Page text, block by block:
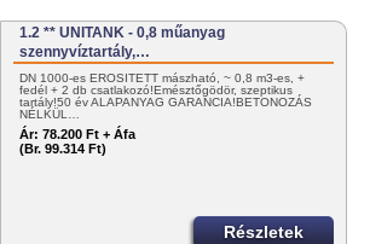
1.2 ** UNITANK - 0,8 műanyag
szennyvíztartály,…
DN 1000-es ERŐSÍTETT mászható, ~ 0,8 m3-es, +
fedél + 2 db csatlakozó!Emésztőgödör, szeptikus
tartály!50 év ALAPANYAG GARANCIA!BETONOZÁS
NÉLKÜL…
Ár: 78.200 Ft + Áfa
(Br. 99.314 Ft)
Részletek